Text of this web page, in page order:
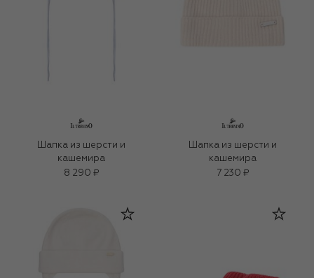
Шапка из шерсти и
кашемира
8 290 ₽
Шапка из шерсти и
кашемира
7 230 ₽